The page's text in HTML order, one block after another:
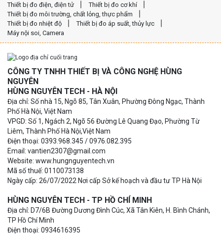
Thiết bị đo điện, điện tử
Thiết bị đo cơ khí
Thiết bị đo môi trường, chất lỏng, thực phẩm
Thiết bị đo nhiệt độ
Thiết bị đo áp suất, thủy lực
Máy nội soi, Camera
CÔNG TY TNHH THIẾT BỊ VÀ CÔNG NGHỆ HÙNG
NGUYÊN
HÙNG NGUYÊN TECH - HÀ NỘI
Địa chỉ: Số nhà 15, Ngõ 85, Tân Xuân, Phường Đông Ngạc, Thành
Phố Hà Nội, Việt Nam
VPGD: Số 1, Ngách 2, Ngõ 56 Đường Lê Quang Đạo, Phường Từ
Liêm, Thành Phố Hà Nội,Việt Nam
Điện thoại: 0393.968.345 / 0976.082.395
Email: vantien2307@gmail.com
Website: www.hungnguyentech.vn
Mã số thuế: 0110073138
Ngày cấp: 26/07/2022 Nơi cấp Sở kế hoạch và đầu tư TP Hà Nội
HÙNG NGUYÊN TECH - TP HỒ CHÍ MINH
Địa chỉ: D7/6B Đường Dương Đình Cúc, Xã Tân Kiên, H. Bình Chánh,
TP Hồ Chí Minh
Điện thoại: 0934616395